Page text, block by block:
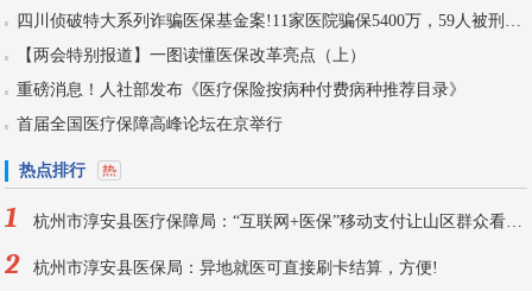
【两会特别报道】一图读懂医保改革亮点（上）
重磅消息！人社部发布《医疗保险按病种付费病种推荐目录》
首届全国医疗保障高峰论坛在京举行
热点排行
1 杭州市淳安县医疗保障局：“互联网+医保”移动支付让山区群众看病配药不再难
2 杭州市淳安县医保局：异地就医可直接刷卡结算，方便!